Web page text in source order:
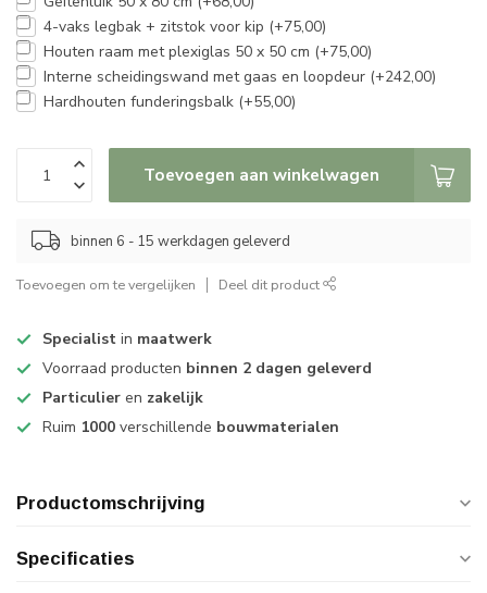
4-vaks legbak + zitstok voor kip (+75,00)
Houten raam met plexiglas 50 x 50 cm (+75,00)
Interne scheidingswand met gaas en loopdeur (+242,00)
Hardhouten funderingsbalk (+55,00)
Toevoegen aan winkelwagen
binnen 6 - 15 werkdagen geleverd
Toevoegen om te vergelijken Deel dit product
Specialist in maatwerk
Voorraad producten binnen 2 dagen geleverd
Particulier en zakelijk
Ruim 1000 verschillende bouwmaterialen
Productomschrijving
Specificaties